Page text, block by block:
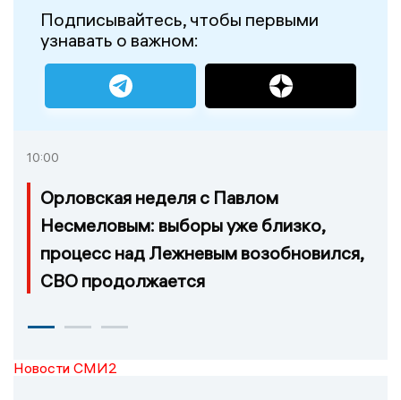
Подписывайтесь, чтобы первыми
узнавать о важном:
10:00
Орловская неделя с Павлом
Несмеловым: выборы уже близко,
процесс над Лежневым возобновился,
СВО продолжается
Новости СМИ2